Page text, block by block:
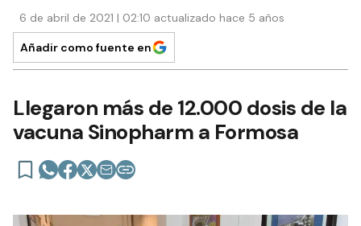
6 de abril de 2021 | 02:10 actualizado hace 5 años
Añadir como fuente en
Llegaron más de 12.000 dosis de la
vacuna Sinopharm a Formosa